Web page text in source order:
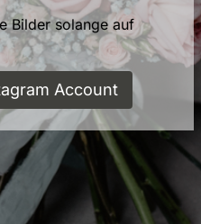
Bilder solange auf
Account